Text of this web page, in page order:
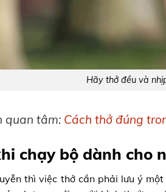
Hãy thở đều và
quan tâm: Cách thở đúng
chạy bộ dành cho
thì việc thở cần phải lưu ý